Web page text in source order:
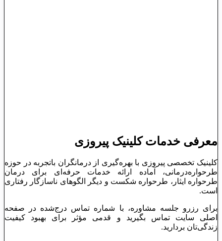
معرفی خدمات کلینیک پیروزی
کلینیک تخصصی پیروزی با بهره‌گیری از درمانگران باتجربه در حوزه
طرحواره‌درمانی، آماده ارائه خدمات حرفه‌ای برای درمان
طرحواره ایثار، طرحواره شکست و دیگر الگوهای ناسازگار رفتاری
است.
برای رزرو جلسه مشاوره، با شماره تماس درج‌شده در صفحه
اصلی سایت تماس بگیرید و قدمی مؤثر برای بهبود کیفیت
زندگی‌تان بردارید.